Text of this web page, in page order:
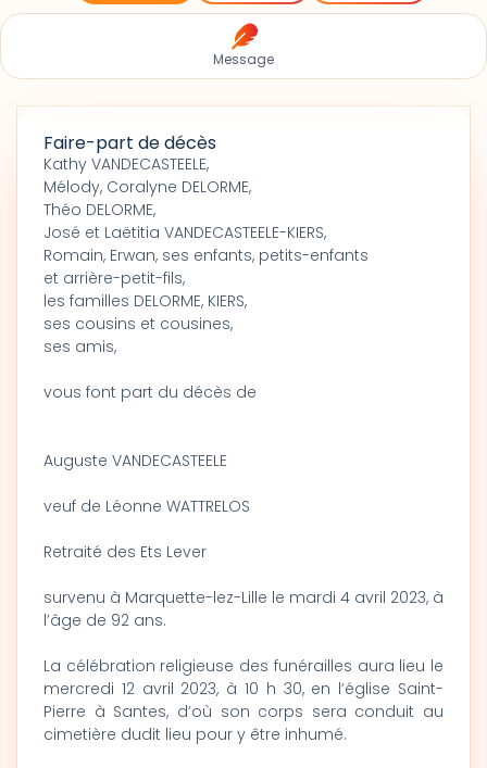
Message
Faire-part de décès
Kathy VANDECASTEELE,
Mélody, Coralyne DELORME,
Théo DELORME,
José et Laëtitia VANDECASTEELE-KIERS,
Romain, Erwan, ses enfants, petits-enfants
et arrière-petit-fils,
les familles DELORME, KIERS,
ses cousins et cousines,
ses amis,
vous font part du décès de
Auguste VANDECASTEELE
veuf de Léonne WATTRELOS
Retraité des Ets Lever
survenu à Marquette-lez-Lille le mardi 4 avril 2023, à
l’âge de 92 ans.
La célébration religieuse des funérailles aura lieu le
mercredi 12 avril 2023, à 10 h 30, en l’église Saint-
Pierre à Santes, d’où son corps sera conduit au
cimetière dudit lieu pour y être inhumé.